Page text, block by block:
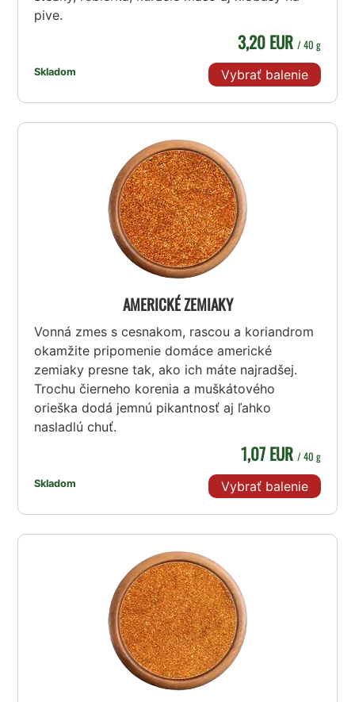
pive.
Skladom
3,20 EUR / 40 g
Vybrať balenie
AMERICKÉ ZEMIAKY
Vonná zmes s cesnakom, rascou a koriandrom
okamžite pripomenie domáce americké
zemiaky presne tak, ako ich máte najradšej.
Trochu čierneho korenia a muškátového
orieška dodá jemnú pikantnosť aj ľahko
nasladlú chuť.
Skladom
1,07 EUR / 40 g
Vybrať balenie